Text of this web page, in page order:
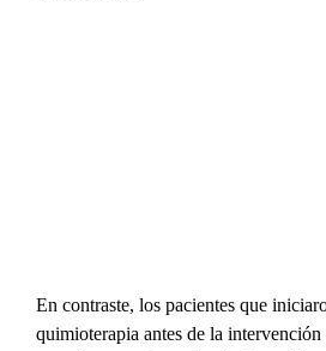
En contraste, los pacientes que
quimioterapia antes de la